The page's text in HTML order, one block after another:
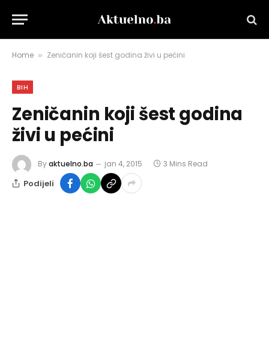
Home » Zeničanin koji šest godina živi u pećini
BIH
Zeničanin koji šest godina
živi u pećini
Byaktuelno.ba jan 4, 2015 3 Mins Read
Podijeli